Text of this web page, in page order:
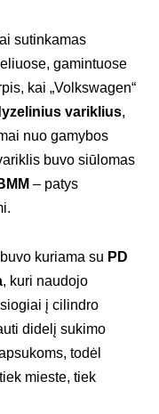
sutinkamas
gamintuose
kai „Volkswagen“
variklius,
nuo gamybos
buvo siūlomas
– patys
kuriama su PD
, kuri naudojo
į cilindro
didelį sukimo
todėl
mieste, tiek